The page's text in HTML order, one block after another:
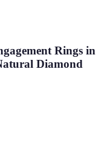
Rings in
Diamond